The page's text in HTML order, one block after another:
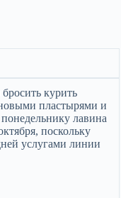
курить
пластырями и
лавина
поскольку
услугами линии